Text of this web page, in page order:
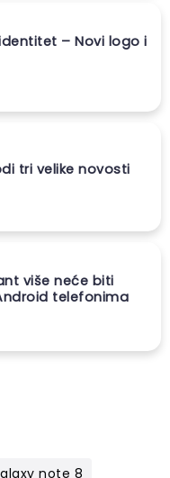
– Novi logo i
tri velike novosti
više neće biti
telefonima
note 8